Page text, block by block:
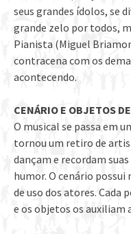
seus grandes ídolos, se
grande zelo por todos,
Pianista (Miguel
contracena com os
acontecendo.
CENÁRIO E OBJETOS
O musical se passa em
tornou um retiro de
dançam e recordam
humor. O cenário
de uso dos atores. Cada
e os objetos os auxiliam